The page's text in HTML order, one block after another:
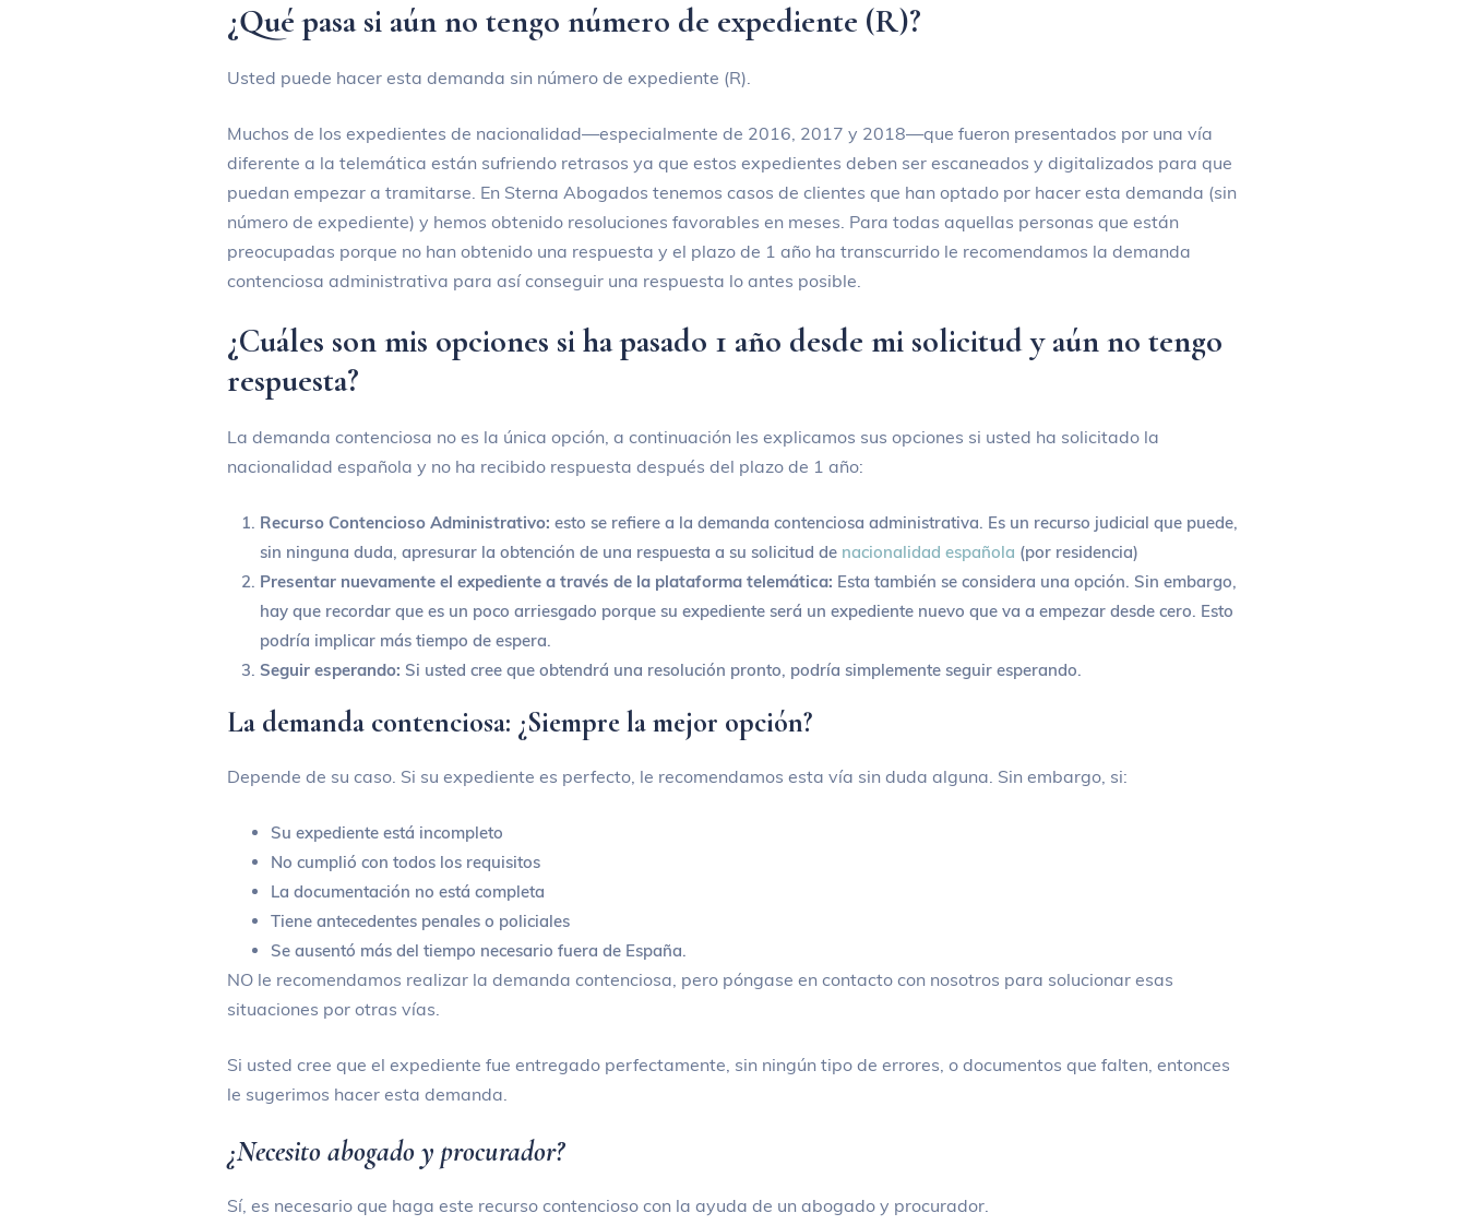
¿Qué pasa si aún no tengo número de expediente (R)?
Usted puede hacer esta demanda sin número de expediente (R).
Muchos de los expedientes de nacionalidad—especialmente de 2016, 2017 y 2018—que fueron presentados por una vía
diferente a la telemática están sufriendo retrasos ya que estos expedientes deben ser escaneados y digitalizados para que
puedan empezar a tramitarse. En Sterna Abogados tenemos casos de clientes que han optado por hacer esta demanda (sin
número de expediente) y hemos obtenido resoluciones favorables en meses. Para todas aquellas personas que están
preocupadas porque no han obtenido una respuesta y el plazo de 1 año ha transcurrido le recomendamos la demanda
contenciosa administrativa para así conseguir una respuesta lo antes posible.
¿Cuáles son mis opciones si ha pasado 1 año desde mi solicitud y aún no tengo
respuesta?
La demanda contenciosa no es la única opción, a continuación les explicamos sus opciones si usted ha solicitado la
nacionalidad española y no ha recibido respuesta después del plazo de 1 año:
Recurso Contencioso Administrativo: esto se refiere a la demanda contenciosa administrativa. Es un recurso judicial que puede,
sin ninguna duda, apresurar la obtención de una respuesta a su solicitud de nacionalidad española (por residencia)
Presentar nuevamente el expediente a través de la plataforma telemática: Esta también se considera una opción. Sin embargo,
hay que recordar que es un poco arriesgado porque su expediente será un expediente nuevo que va a empezar desde cero. Esto
podría implicar más tiempo de espera.
Seguir esperando: Si usted cree que obtendrá una resolución pronto, podría simplemente seguir esperando.
La demanda contenciosa: ¿Siempre la mejor opción?
Depende de su caso. Si su expediente es perfecto, le recomendamos esta vía sin duda alguna. Sin embargo, si:
Su expediente está incompleto
No cumplió con todos los requisitos
La documentación no está completa
Tiene antecedentes penales o policiales
Se ausentó más del tiempo necesario fuera de España.
NO le recomendamos realizar la demanda contenciosa, pero póngase en contacto con nosotros para solucionar esas
situaciones por otras vías.
Si usted cree que el expediente fue entregado perfectamente, sin ningún tipo de errores, o documentos que falten, entonces
le sugerimos hacer esta demanda.
¿Necesito abogado y procurador?
Sí, es necesario que haga este recurso contencioso con la ayuda de un abogado y procurador.